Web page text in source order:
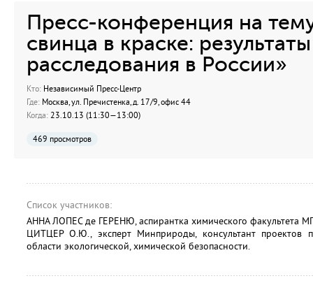
Пресс-конференция на
свинца в краске:
расследования в России»
Кто: Независимый Пресс-Центр
Где: Москва, ул. Пречистенка, д. 17/9, офис 44
Когда: 23.10.13 (11:30—13:00)
469 просмотров
Список участников:
АННА ЛОПЕС де ГЕРЕНЮ, аспирантка химического факультета
ЦИТЦЕР О.Ю., эксперт Минприроды, консультант проектов
области экологической, химической безопасности.